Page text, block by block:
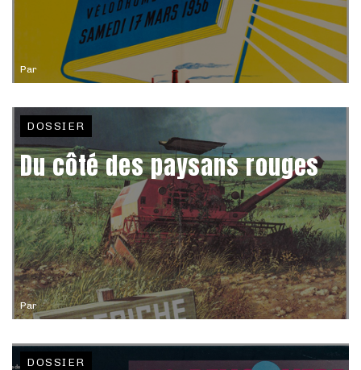
Par
Par
DOSSIER
Du côté des paysans rouges
DOSSIER